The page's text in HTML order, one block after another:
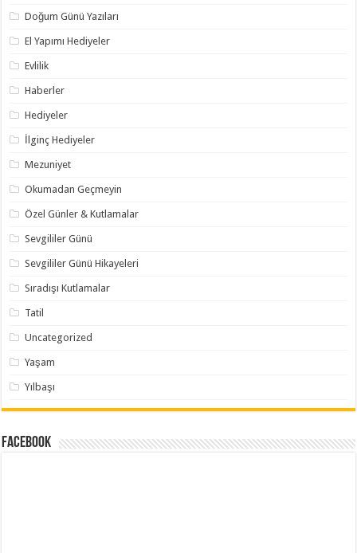
Doğum Günü Yazıları
El Yapımı Hediyeler
Evlilik
Haberler
Hediyeler
İlginç Hediyeler
Mezuniyet
Okumadan Geçmeyin
Özel Günler & Kutlamalar
Sevgililer Günü
Sevgililer Günü Hikayeleri
Sıradışı Kutlamalar
Tatil
Uncategorized
Yaşam
Yılbaşı
Facebook